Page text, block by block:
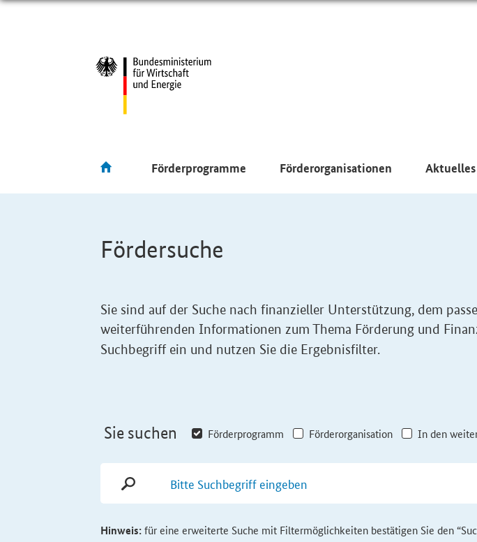
Förderprogramme Förderorganisationen Aktuelles
Fördersuche
Sie sind auf der Suche nach finanzieller Unterstützung, dem
weiterführenden Informationen zum Thema Förderung und
Suchbegriff ein und nutzen Sie die Ergebnisfilter.
Sie suchen Förderprogramm Förderorganisation In den
Hinweis:für eine erweiterte Suche mit Filtermöglichkeiten bestätigen Sie den